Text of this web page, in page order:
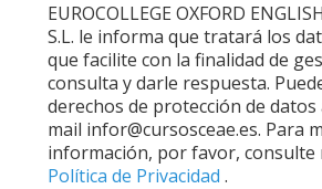
EUROCOLLEGE OXFORD
S.L. le informa que tratará los
que facilite con la finalidad de
consulta y darle respuesta.
derechos de protección de datos
mail infor@cursosceae.es. Para
información, por favor, consulte
Política de Privacidad .